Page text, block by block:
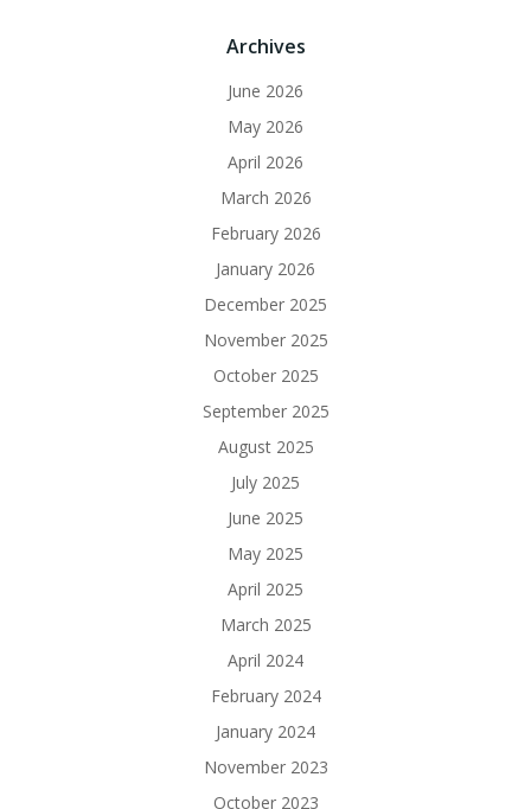
Archives
June 2026
May 2026
April 2026
March 2026
February 2026
January 2026
December 2025
November 2025
October 2025
September 2025
August 2025
July 2025
June 2025
May 2025
April 2025
March 2025
April 2024
February 2024
January 2024
November 2023
October 2023